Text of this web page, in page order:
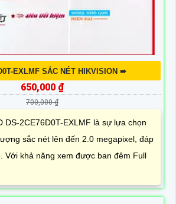
EXLMF SẮC NÉT HIKVISION ➠
650,000 ₫
700,000 ₫
DS-2CE76D0T-EXLMF là sự lựa chọn
sắc nét lên đến 2.0 megapixel, đáp
Với khả năng xem được ban đêm Full